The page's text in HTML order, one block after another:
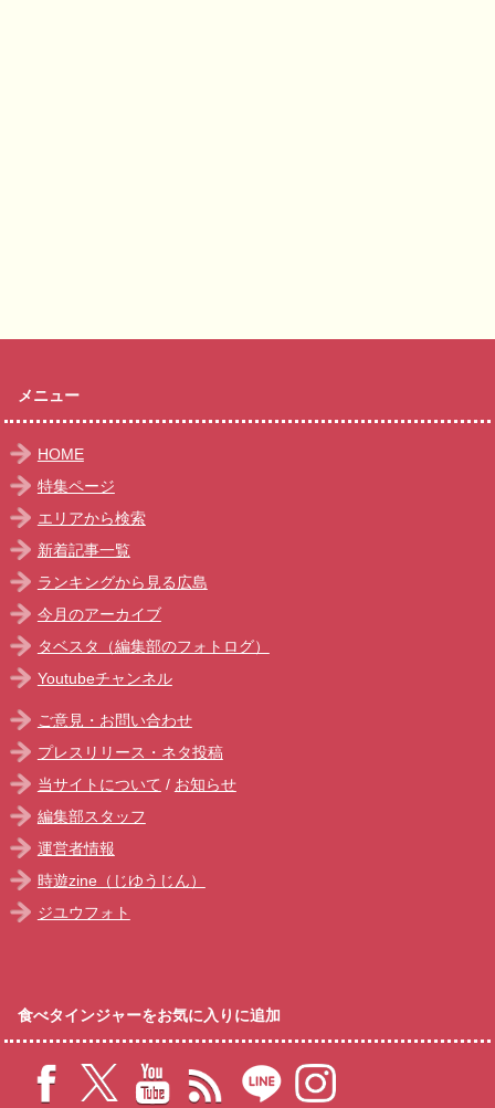
メニュー
HOME
特集ページ
エリアから検索
新着記事一覧
ランキングから見る広島
今月のアーカイブ
タベスタ（編集部のフォトログ）
Youtubeチャンネル
ご意見・お問い合わせ
プレスリリース・ネタ投稿
当サイトについて / お知らせ
編集部スタッフ
運営者情報
時遊zine（じゆうじん）
ジユウフォト
食べタインジャーをお気に入りに追加